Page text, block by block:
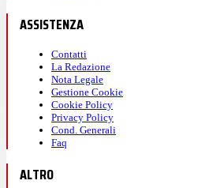
ASSISTENZA
Contatti
La Redazione
Nota Legale
Gestione Cookie
Cookie Policy
Privacy Policy
Cond. Generali
Faq
ALTRO